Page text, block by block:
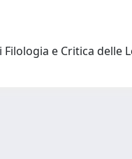
e Critica delle